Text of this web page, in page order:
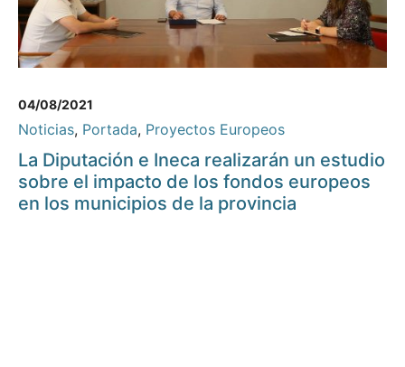
04/08/2021
Noticias, Portada, Proyectos Europeos
La Diputación e Ineca realizarán un estudio
sobre el impacto de los fondos europeos
en los municipios de la provincia